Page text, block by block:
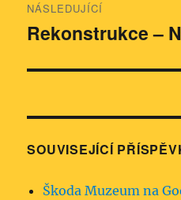
NÁSLEDUJÍCÍ
Následující
Rekonstrukce –
SOUVISEJÍCÍ
Škoda Muzeum na